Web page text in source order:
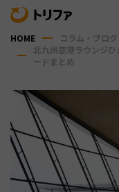
HOME コラム・ブログ
北九州空港ラウンジ
ードまとめ